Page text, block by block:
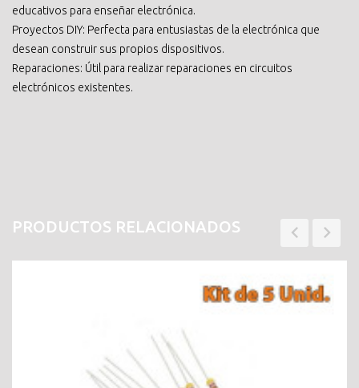
educativos para enseñar electrónica.
Proyectos DIY: Perfecta para entusiastas de la electrónica que
desean construir sus propios dispositivos.
Reparaciones: Útil para realizar reparaciones en circuitos
electrónicos existentes.
PRODUCTOS RELACIONADOS